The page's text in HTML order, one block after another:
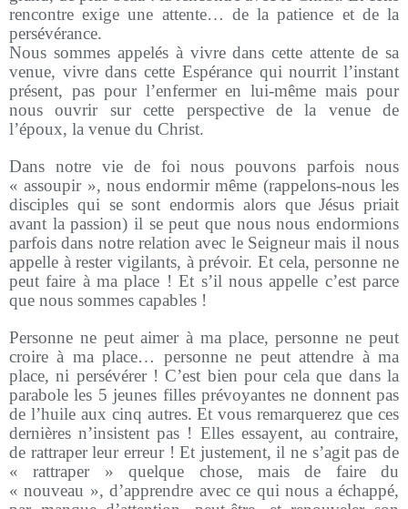
rencontre exige une attente… de la patience et de la
persévérance.
Nous sommes appelés à vivre dans cette attente de sa
venue, vivre dans cette Espérance qui nourrit l’instant
présent, pas pour l’enfermer en lui-même mais pour
nous ouvrir sur cette perspective de la venue de
l’époux, la venue du Christ.
Dans notre vie de foi nous pouvons parfois nous
« assoupir », nous endormir même (rappelons-nous les
disciples qui se sont endormis alors que Jésus priait
avant la passion) il se peut que nous nous endormions
parfois dans notre relation avec le Seigneur mais il nous
appelle à rester vigilants, à prévoir. Et cela, personne ne
peut faire à ma place ! Et s’il nous appelle c’est parce
que nous sommes capables !
Personne ne peut aimer à ma place, personne ne peut
croire à ma place… personne ne peut attendre à ma
place, ni persévérer ! C’est bien pour cela que dans la
parabole les 5 jeunes filles prévoyantes ne donnent pas
de l’huile aux cinq autres. Et vous remarquerez que ces
dernières n’insistent pas ! Elles essayent, au contraire,
de rattraper leur erreur ! Et justement, il ne s’agit pas de
« rattraper » quelque chose, mais de faire du
« nouveau », d’apprendre avec ce qui nous a échappé,